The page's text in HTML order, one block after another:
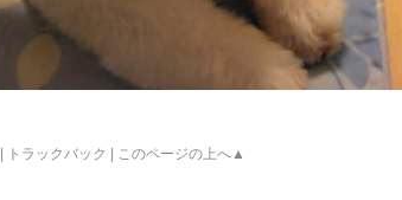
トラックバック このページの上へ▲